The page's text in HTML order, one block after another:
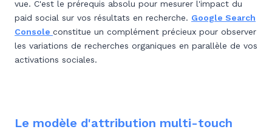
vue. C'est le prérequis absolu pour mesurer l'impact du
paid social sur vos résultats en recherche. Google Search
Console constitue un complément précieux pour observer
les variations de recherches organiques en parallèle de vos
activations sociales.
Le modèle d'attribution multi-touch